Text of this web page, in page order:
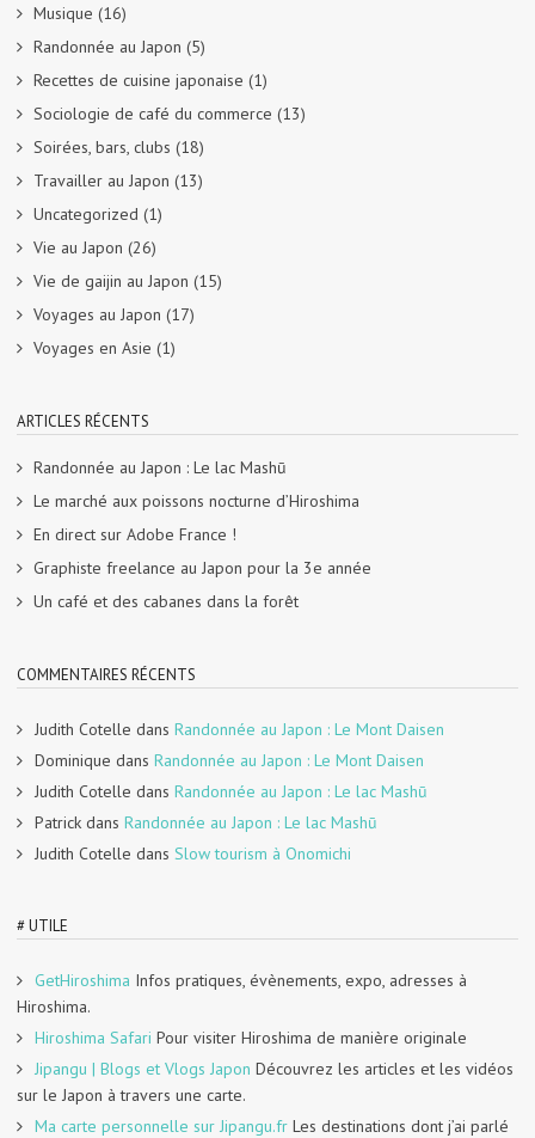
Musique (16)
Randonnée au Japon (5)
Recettes de cuisine japonaise (1)
Sociologie de café du commerce (13)
Soirées, bars, clubs (18)
Travailler au Japon (13)
Uncategorized (1)
Vie au Japon (26)
Vie de gaijin au Japon (15)
Voyages au Japon (17)
Voyages en Asie (1)
ARTICLES RÉCENTS
Randonnée au Japon : Le lac Mashū
Le marché aux poissons nocturne d’Hiroshima
En direct sur Adobe France !
Graphiste freelance au Japon pour la 3e année
Un café et des cabanes dans la forêt
COMMENTAIRES RÉCENTS
Judith Cotelle dans Randonnée au Japon : Le Mont Daisen
Dominique dans Randonnée au Japon : Le Mont Daisen
Judith Cotelle dans Randonnée au Japon : Le lac Mashū
Patrick dans Randonnée au Japon : Le lac Mashū
Judith Cotelle dans Slow tourism à Onomichi
# UTILE
GetHiroshima Infos pratiques, évènements, expo, adresses à
Hiroshima.
Hiroshima Safari Pour visiter Hiroshima de manière originale
Jipangu | Blogs et Vlogs Japon Découvrez les articles et les vidéos
sur le Japon à travers une carte.
Ma carte personnelle sur Jipangu.fr Les destinations dont j’ai parlé